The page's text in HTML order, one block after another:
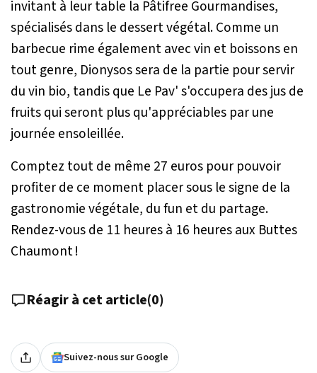
invitant à leur table la Pâtifree Gourmandises,
spécialisés dans le dessert végétal. Comme un
barbecue rime également avec vin et boissons en
tout genre, Dionysos sera de la partie pour servir
du vin bio, tandis que Le Pav' s'occupera des jus de
fruits qui seront plus qu'appréciables par une
journée ensoleillée.
Comptez tout de même 27 euros pour pouvoir
profiter de ce moment placer sous le signe de la
gastronomie végétale, du fun et du partage.
Rendez-vous de 11 heures à 16 heures aux Buttes
Chaumont !
Réagir à cet article(0)
Suivez-nous sur Google